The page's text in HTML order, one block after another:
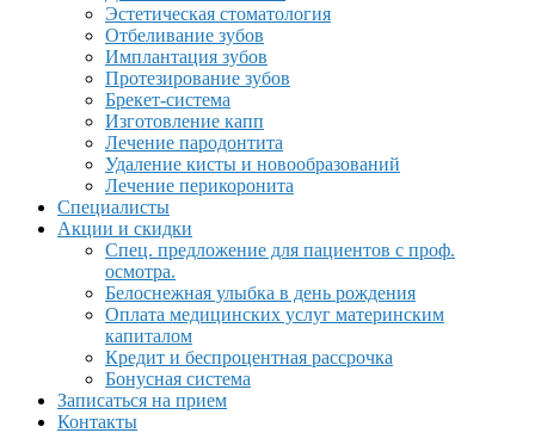
Эстетическая стоматология
Отбеливание зубов
Имплантация зубов
Протезирование зубов
Брекет-система
Изготовление капп
Лечение пародонтита
Удаление кисты и новообразований
Лечение перикоронита
Специалисты
Акции и скидки
Спец. предложение для пациентов с проф.
осмотра.
Белоснежная улыбка в день рождения
Оплата медицинских услуг материнским
капиталом
Кредит и беспроцентная рассрочка
Бонусная система
Записаться на прием
Контакты